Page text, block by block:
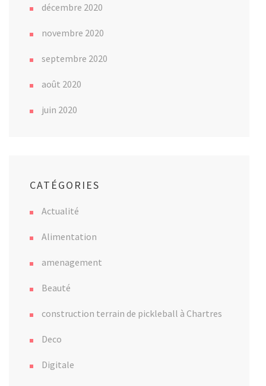
décembre 2020
novembre 2020
septembre 2020
août 2020
juin 2020
CATÉGORIES
Actualité
Alimentation
amenagement
Beauté
construction terrain de pickleball à Chartres
Deco
Digitale